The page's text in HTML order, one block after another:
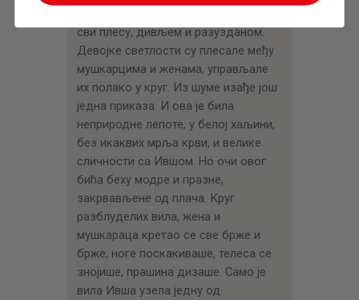
сви плесу, дивљем и разузданом.
Девојке светлости су плесале међу
мушкарцима и женама, управљале
их полако у круг. Из шуме изађе још
једна приказа. И ова је била
неприродне лепоте, у белој хаљини,
без икаквих мрља крви, и велике
сличности са Ившом. Но очи овог
бића беху модре и празне,
закрвављене од плача. Круг
разблуделих вила, жена и
мушкараца кретао се све брже и
брже, ноге поскакиваше, телеса се
знојише, прашина дизаше. Само је
вила Ивша узела једну од